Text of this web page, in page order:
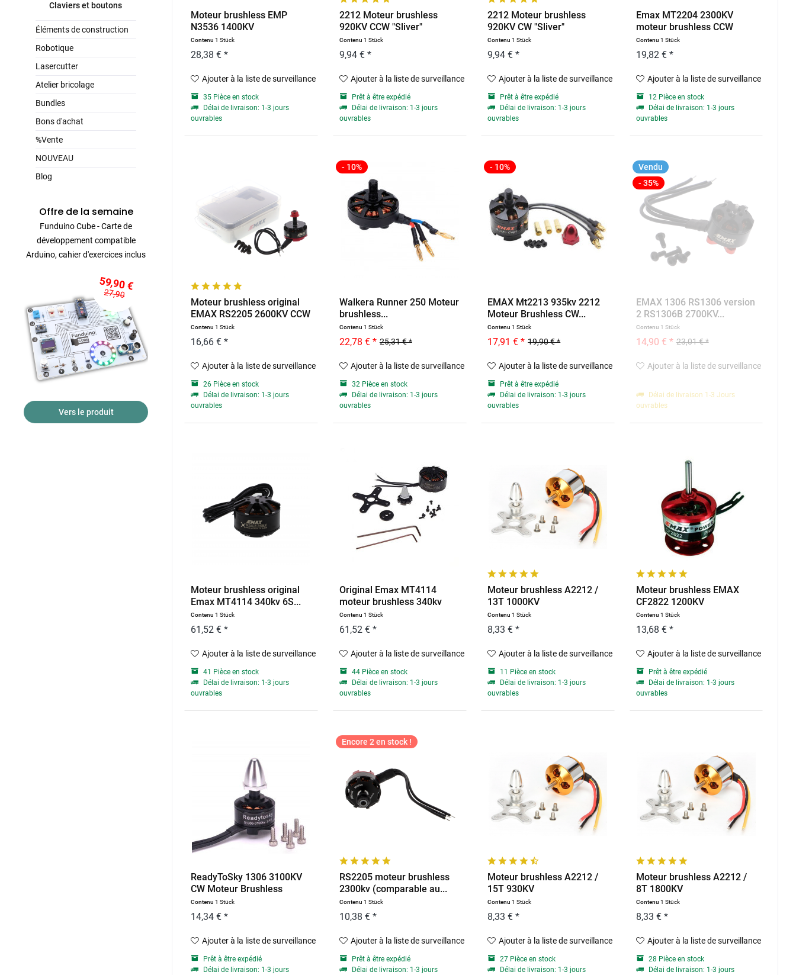
Claviers et boutons
Éléments de construction
Robotique
Lasercutter
Atelier bricolage
Bundles
Bons d'achat
%Vente
NOUVEAU
Blog
Offre de la semaine
Funduino Cube - Carte de
développement compatible
Arduino, cahier d'exercices inclus
59,90 €
27,90
Vers le produit
Moteur brushless EMP
N3536 1400KV
Contenu1 Stück
28,38 € *
Ajouter à la liste de surveillance
35 Pièce en stock
Délai de livraison: 1-3 jours
ouvrables
2212 Moteur brushless
920KV CCW "Sliver"
Contenu 1 Stück
9,94 € *
Ajouter à la liste de surveillance
Prêt à être expédié
Délai de livraison: 1-3 jours
ouvrables
2212 Moteur brushless
920KV CW "Sliver"
Contenu1 Stück
9,94 € *
Ajouter à la liste de surveillance
Prêt à être expédié
Délai de livraison: 1-3 jours
ouvrables
Emax MT2204 2300KV
moteur brushless CCW
pour...
Contenu 1 Stück
19,82 € *
Ajouter à la liste de surveillance
12 Pièce en stock
Délai de livraison: 1-3 jours
ouvrables
Moteur brushless original
EMAX RS2205 2600KV CCW
Contenu1 Stück
16,66 € *
Ajouter à la liste de surveillance
26 Pièce en stock
Délai de livraison: 1-3 jours
ouvrables
- 10%
Walkera Runner 250 Moteur
brushless...
Contenu 1 Stück
25,31 € *
22,78 € *
Ajouter à la liste de surveillance
32 Pièce en stock
Délai de livraison: 1-3 jours
ouvrables
- 10%
EMAX Mt2213 935kv 2212
Moteur Brushless CW...
Contenu1 Stück
19,90 € *
17,91 € *
Ajouter à la liste de surveillance
Prêt à être expédié
Délai de livraison: 1-3 jours
ouvrables
Vendu
- 35%
EMAX 1306 RS1306 version
2 RS1306B 2700KV...
Contenu 1 Stück
23,01 € *
14,90 € *
Ajouter à la liste de surveillance
Délai de livraison 1-3 Jours
ouvrables
Moteur brushless original
Emax MT4114 340kv 6S...
Contenu1 Stück
61,52 € *
Ajouter à la liste de surveillance
41 Pièce en stock
Délai de livraison: 1-3 jours
ouvrables
Original Emax MT4114
moteur brushless 340kv
6S...
Contenu 1 Stück
61,52 € *
Ajouter à la liste de surveillance
44 Pièce en stock
Délai de livraison: 1-3 jours
ouvrables
Moteur brushless A2212 /
13T 1000KV
Contenu1 Stück
8,33 € *
Ajouter à la liste de surveillance
11 Pièce en stock
Délai de livraison: 1-3 jours
ouvrables
Moteur brushless EMAX
CF2822 1200KV
Contenu 1 Stück
13,68 € *
Ajouter à la liste de surveillance
Prêt à être expédié
Délai de livraison: 1-3 jours
ouvrables
ReadyToSky 1306 3100KV
CW Moteur Brushless
sans...
Contenu1 Stück
14,34 € *
Ajouter à la liste de surveillance
Prêt à être expédié
Délai de livraison: 1-3 jours
Encore 2 en stock !
RS2205 moteur brushless
2300kv (comparable au...
Contenu 1 Stück
10,38 € *
Ajouter à la liste de surveillance
Prêt à être expédié
Délai de livraison: 1-3 jours
Moteur brushless A2212 /
15T 930KV
Contenu1 Stück
8,33 € *
Ajouter à la liste de surveillance
27 Pièce en stock
Délai de livraison: 1-3 jours
Moteur brushless A2212 /
8T 1800KV
Contenu 1 Stück
8,33 € *
Ajouter à la liste de surveillance
28 Pièce en stock
Délai de livraison: 1-3 jours